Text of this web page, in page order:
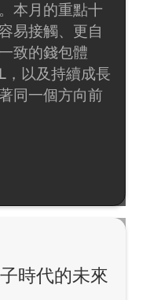
本月的重點十
易接觸、更自
致的錢包體
，以及持續成長
同一個方向前
時代的未來